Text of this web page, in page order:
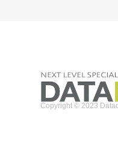
Copyright © 2023